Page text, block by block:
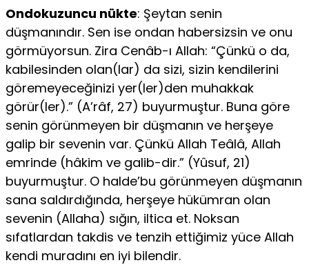
Ondokuzuncu nükte: Şeytan senin
düşmanındır. Sen ise ondan habersizsin ve onu
görmüyorsun. Zira Cenâb-ı Allah: “Çünkü o da,
kabilesinden olan(lar) da sizi, sizin kendilerini
göremeyeceğinizi yer(ler)den muhakkak
görür(ler).” (A’râf, 27) buyurmuştur. Buna göre
senin görünmeyen bir düşmanın ve herşeye
galip bir sevenin var. Çünkü Allah Teâlâ, Allah
emrinde (hâkim ve galib-dir.” (Yûsuf, 21)
buyurmuştur. O halde’bu görünmeyen düşmanın
sana saldırdığında, herşeye hükümran olan
sevenin (Allaha) sığın, iltica et. Noksan
sıfatlardan takdis ve tenzih ettiğimiz yüce Allah
kendi muradını en iyi bilendir.